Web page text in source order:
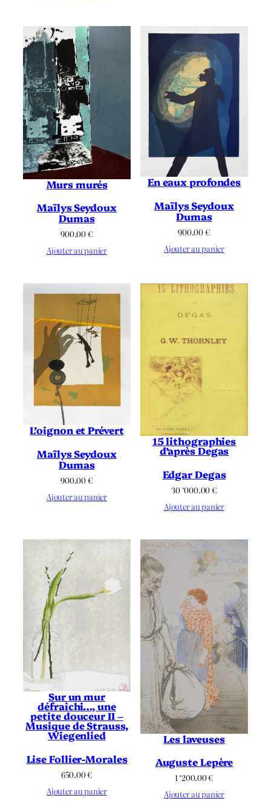
Murs murés
Maïlys Seydoux
Dumas
900.00€
Ajouter au panier
En eaux profondes
Maïlys Seydoux
Dumas
900.00€
Ajouter au panier
L’oignon et Prévert
Maïlys Seydoux
Dumas
900.00€
Ajouter au panier
15 lithographies
d’après Degas
Edgar Degas
30 ‘000.00€
Ajouter au panier
Sur un mur
défraîchi…, une
petite douceur II –
Musique de Strauss,
Wiegenlied
Lise Follier-Morales
650.00€
Ajouter au panier
Les laveuses
Auguste Lepère
1 ‘200.00€
Ajouter au panier